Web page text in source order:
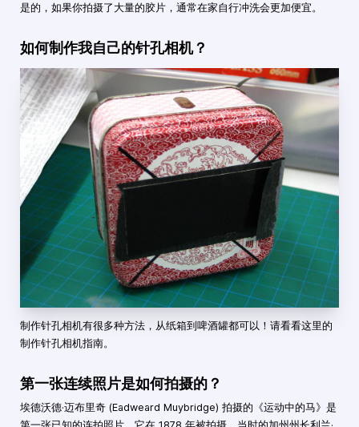
是的，如果你拍摄了大量的胶片，通常在家自行冲洗会更加便宜。
如何制作我自己的针孔相机？
制作针孔相机有很多种方法，从纸箱到啤酒罐都可以！请看看这里的
制作针孔相机指南。
第一张连续照片是如何拍摄的？
埃德沃德·迈布里奇 (Eadweard Muybridge) 拍摄的《运动中的马》是